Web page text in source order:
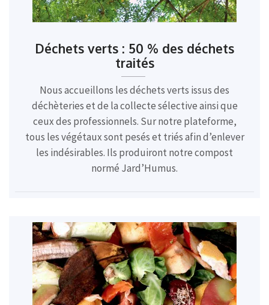
Déchets verts : 50 % des déchets
traités
Nous accueillons les déchets verts issus des
déchèteries et de la collecte sélective ainsi que
ceux des professionnels. Sur notre plateforme,
tous les végétaux sont pesés et triés afin d’enlever
les indésirables. Ils produiront notre compost
normé Jard’Humus.